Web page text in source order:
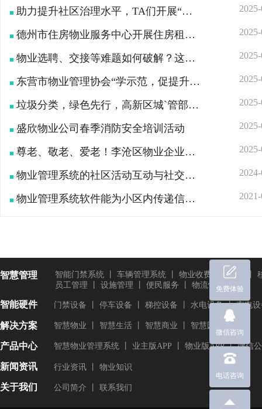
免费体验
微信咨询
电话咨询
助力提升社区治理水平，TA们开展“普法宣传进物业”活动
德州市住房物业服务中心开展住房租赁政策宣传活动
物业选聘、交接等难题如何破解？这场接待活动开出治理“良方”
东营市物业管理协会“学示范，促提升”观摩交流活动圆满落幕
垃圾分类，绿色先行，高新区城`管部开展物业培训活动
盛欣物业公司春季消防安全培训活动
尊老、敬老、爱老！李沧区物业企业联合会开展“传承雷锋精神，情暖夕阳红”慰问活动
物业管理系统的社区活动互动与社交价值
物业管理系统软件能为小区内传递信息活动公告发挥作用吗?
智慧管理 智能门禁系统 车辆管理系统 物业收费管理系统
员工管理
设施管理 便民服务 物流快递
智能硬件 门禁设备 停车设备 梯控设备 水电设备 丨 充电
解决方案 智慧物业 智慧生活 智慧商业 智慧园区
产品中心 智慧物业管理系统 业主版APP 物业版APP 丨 微信
新闻资讯 行业资讯 物业知识
关于我们 公司简介 联系我们